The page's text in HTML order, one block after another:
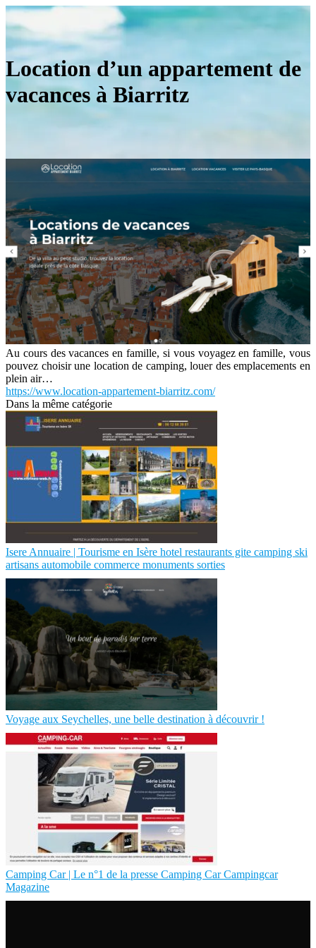
Location d’un appartement de
vacances à Biarritz
Au cours des vacances en famille, si vous voyagez en famille, vous
pouvez choisir une location de camping, louer des emplacements en
plein air…
https://www.location-appartement-biarritz.com/
Dans la même catégorie
Isere Annuaire | Tourisme en Isère hotel restaurants gite camping ski
artisans automobile commerce monuments sorties
Voyage aux Seychelles, une belle destination à découvrir !
Camping Car | Le n°1 de la presse Camping Car Campingcar
Magazine